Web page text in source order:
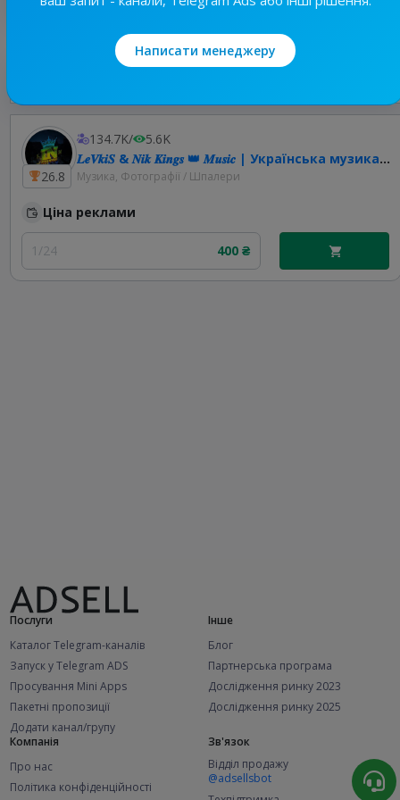
26.8
134.7K/
5.6K
𝑳𝒆𝑽𝒌𝒊𝑺 & 𝑵𝒊𝒌 𝑲𝒊𝒏𝒈𝒔 👑 𝑴𝒖𝒔𝒊𝒄 | Українська музика | Ремікси 🇺🇦
Музика, Фотографії / Шпалери
Ціна реклами
1/24 400 ₴
Послуги
Каталог Telegram-каналів
Запуск у Telegram ADS
Просування Mini Apps
Пакетні пропозиції
Додати канал/групу
Інше
Блог
Партнерська програма
Дослідження ринку 2023
Дослідження ринку 2025
Компанія
Про нас
Політика конфіденційності
Зв'язок
Відділ продажу
@adsellsbot
Написати менеджеру